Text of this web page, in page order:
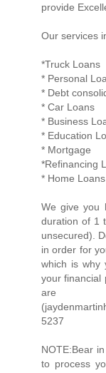
provide
Our services
*Truck Loans
* Personal
* Debt
* Car Loans
* Business
* Education
* Mortgage
*Refinancing
* Home Loans
We give you
duration of 1
unsecured).
in order for
which is why
your financial
are
5237
NOTE:Bear
to process